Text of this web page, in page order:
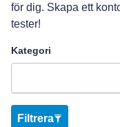
för dig. Skapa ett
tester!
Kategori
Filtrera